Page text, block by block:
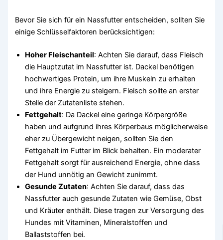
Bevor Sie sich für ein Nassfutter entscheiden, sollten Sie
einige Schlüsselfaktoren berücksichtigen:
Hoher Fleischanteil: Achten Sie darauf, dass Fleisch
die Hauptzutat im Nassfutter ist. Dackel benötigen
hochwertiges Protein, um ihre Muskeln zu erhalten
und ihre Energie zu steigern. Fleisch sollte an erster
Stelle der Zutatenliste stehen.
Fettgehalt: Da Dackel eine geringe Körpergröße
haben und aufgrund ihres Körperbaus möglicherweise
eher zu Übergewicht neigen, sollten Sie den
Fettgehalt im Futter im Blick behalten. Ein moderater
Fettgehalt sorgt für ausreichend Energie, ohne dass
der Hund unnötig an Gewicht zunimmt.
Gesunde Zutaten: Achten Sie darauf, dass das
Nassfutter auch gesunde Zutaten wie Gemüse, Obst
und Kräuter enthält. Diese tragen zur Versorgung des
Hundes mit Vitaminen, Mineralstoffen und
Ballaststoffen bei.